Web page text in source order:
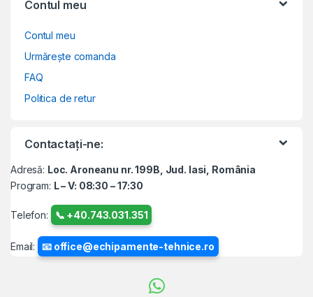
Contul meu
Contul meu
Urmărește comanda
FAQ
Politica de retur
Contactați-ne:
Adresă: Loc. Aroneanu nr. 199B, Jud. Iasi, România
Program: L – V: 08:30 – 17:30
Telefon: 📞 +40.743.031.351
Email: 📧 office@echipamente-tehnice.ro